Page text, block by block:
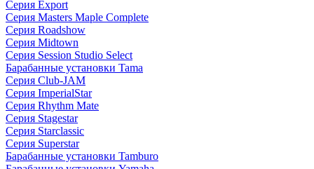
Серия Export
Серия Masters Maple Complete
Серия Roadshow
Серия Midtown
Серия Session Studio Select
Барабанные установки Tama
Серия Club-JAM
Серия ImperialStar
Серия Rhythm Mate
Серия Stagestar
Серия Starclassic
Серия Superstar
Барабанные установки Tamburo